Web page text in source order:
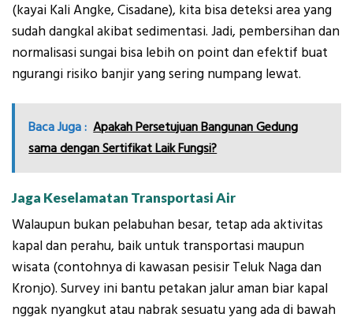
(kayai Kali Angke, Cisadane), kita bisa deteksi area yang
sudah dangkal akibat sedimentasi. Jadi, pembersihan dan
normalisasi sungai bisa lebih on point dan efektif buat
ngurangi risiko banjir yang sering numpang lewat.
Baca Juga : Apakah Persetujuan Bangunan Gedung
sama dengan Sertifikat Laik Fungsi?
Jaga Keselamatan Transportasi Air
Walaupun bukan pelabuhan besar, tetap ada aktivitas
kapal dan perahu, baik untuk transportasi maupun
wisata (contohnya di kawasan pesisir Teluk Naga dan
Kronjo). Survey ini bantu petakan jalur aman biar kapal
nggak nyangkut atau nabrak sesuatu yang ada di bawah